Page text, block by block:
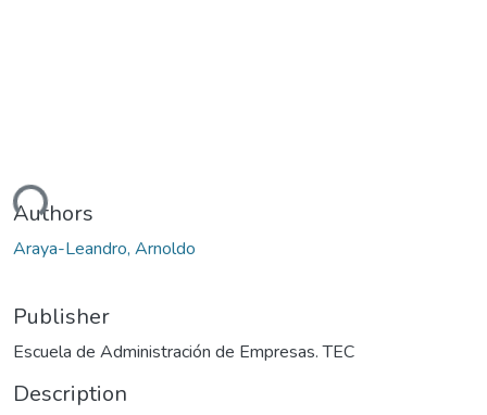
Authors
Araya-Leandro, Arnoldo
Publisher
Escuela de Administración de Empresas. TEC
Description